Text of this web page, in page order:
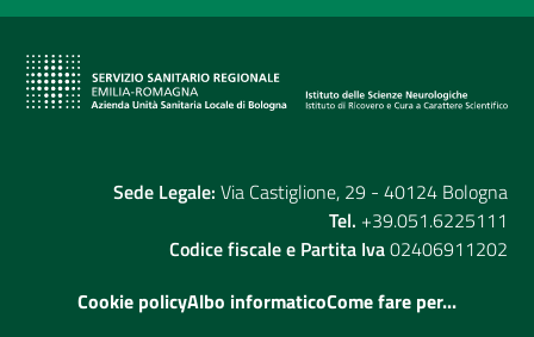
Sede Legale: Via Castiglione, 29 - 40124 Bologna
Tel. +39.051.6225111
Codice fiscale e Partita Iva02406911202
Cookie policyAlbo informaticoCome fare per...